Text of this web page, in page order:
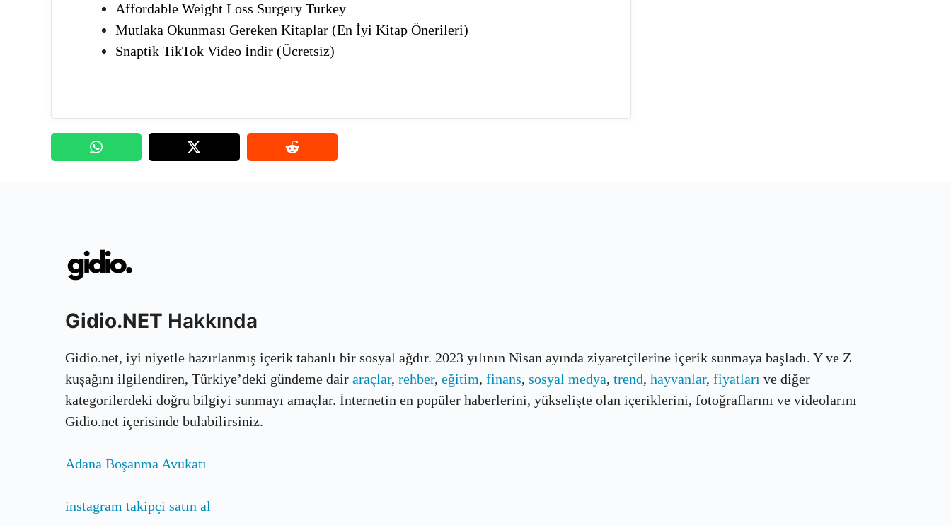
Affordable Weight Loss Surgery Turkey
Mutlaka Okunması Gereken Kitaplar (En İyi Kitap Önerileri)
Snaptik TikTok Video İndir (Ücretsiz)
Gidio.NET Hakkında
Gidio.net, iyi niyetle hazırlanmış içerik tabanlı bir sosyal ağdır. 2023 yılının Nisan ayında ziyaretçilerine içerik sunmaya başladı. Y ve Z
kuşağını ilgilendiren, Türkiye’deki gündeme dair araçlar, rehber, eğitim, finans, sosyal medya, trend, hayvanlar, fiyatları ve diğer
kategorilerdeki doğru bilgiyi sunmayı amaçlar. İnternetin en popüler haberlerini, yükselişte olan içeriklerini, fotoğraflarını ve videolarını
Gidio.net içerisinde bulabilirsiniz.
Adana Boşanma Avukatı
instagram takipçi satın al